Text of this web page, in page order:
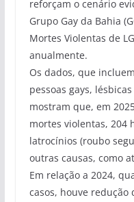
reforçam o cenário
Grupo Gay da Bahia
Mortes Violentas de
anualmente.
Os dados, que
pessoas gays,
mostram que, em
mortes violentas, 204
latrocínios (roubo
outras causas, como
Em relação a 2024,
casos, houve redução